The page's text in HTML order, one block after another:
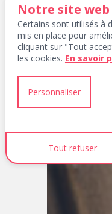
Notre site
Certains sont utilisés à
mis en place pour
cliquant sur "Tout
les cookies. En savoir
Personnaliser
Tout refuser